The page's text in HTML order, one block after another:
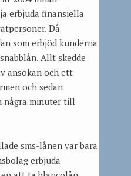
erbjuda finansiella
Då
som erbjöd kunderna
Allt skedde
ansökan och ett
och sedan
några minuter till
sms-lånen var bara
erbjuda